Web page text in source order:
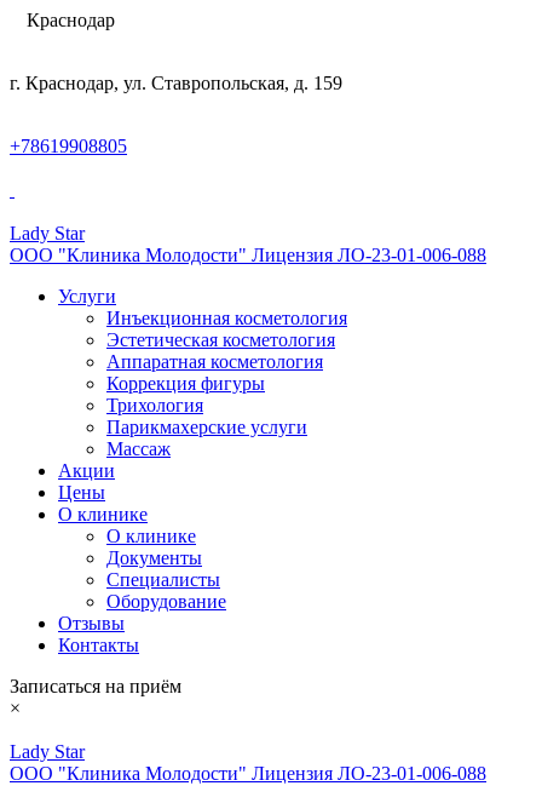
Краснодар
г. Краснодар, ул. Ставропольская, д. 159
+78619908805
Lady Star
ООО "Клиника Молодости" Лицензия ЛО-23-01-006-088
Услуги
Инъекционная косметология
Эстетическая косметология
Аппаратная косметология
Коррекция фигуры
Трихология
Парикмахерские услуги
Массаж
Акции
Цены
О клинике
О клинике
Документы
Специалисты
Оборудование
Отзывы
Контакты
Записаться на приём
×
Lady Star
ООО "Клиника Молодости" Лицензия ЛО-23-01-006-088